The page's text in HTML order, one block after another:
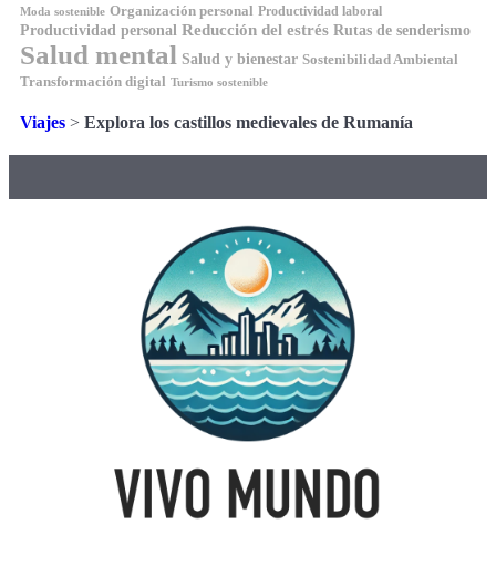
Moda sostenible Organización personal Productividad laboral
Productividad personal Reducción del estrés Rutas de senderismo
Salud mental Salud y bienestar Sostenibilidad Ambiental
Transformación digital Turismo sostenible
Viajes > Explora los castillos medievales de Rumanía